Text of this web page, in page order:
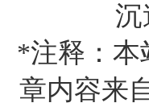
沉
*注释：本
章内容来